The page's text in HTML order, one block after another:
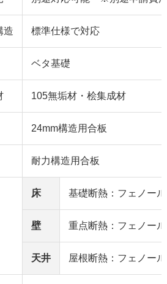
造 標準仕様で対応
ベタ基礎
105無垢材・桧集成材
24mm構造用合板
耐力構造用合板
床 基礎断熱：フェノー
壁 重点断熱：フェノー
天井 屋根断熱：フェノー